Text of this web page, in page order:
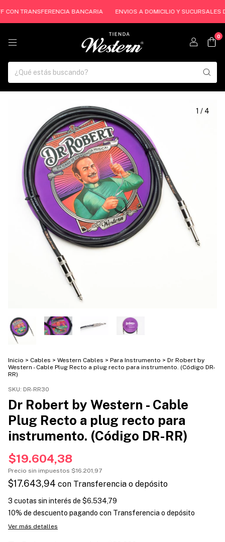
TRANSFERENCIA BANCARIA ENVIOS A DOMICILIO Y SUCURSALES
0
1 / 4
Inicio > Cables > Western Cables > Para Instrumento > Dr Robert by
Western - Cable Plug Recto a plug recto para instrumento. (Código DR-
RR)
SKU: DR-RR30
Dr Robert by Western - Cable
Plug Recto a plug recto para
instrumento. (Código DR-RR)
$19.604,38
Precio sin impuestos $16.201,97
$17.643,94 con Transferencia o depósito
3 cuotas sin interés de $6.534,79
10% de descuento pagando con Transferencia o depósito
Ver más detalles